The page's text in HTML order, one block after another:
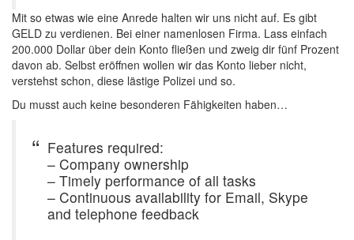
Mit so etwas wie eine Anrede halten wir uns nicht auf. Es gibt
GELD zu verdienen. Bei einer namenlosen Firma. Lass einfach
200.000 Dollar über dein Konto fließen und zweig dir fünf Prozent
davon ab. Selbst eröffnen wollen wir das Konto lieber nicht,
verstehst schon, diese lästige Polizei und so.
Du musst auch keine besonderen Fähigkeiten haben…
Features required:
– Company ownership
– Timely performance of all tasks
– Continuous availability for Email, Skype
and telephone feedback